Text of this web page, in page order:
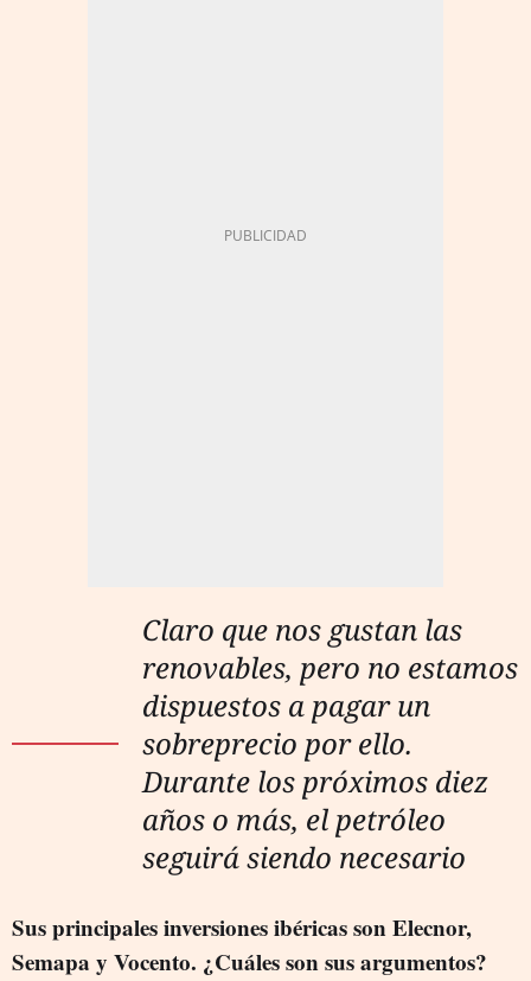
Claro que nos gustan las
renovables, pero no estamos
dispuestos a pagar un
sobreprecio por ello.
Durante los próximos diez
años o más, el petróleo
seguirá siendo necesario
Sus principales inversiones ibéricas son Elecnor,
Semapa y Vocento. ¿Cuáles son sus argumentos?